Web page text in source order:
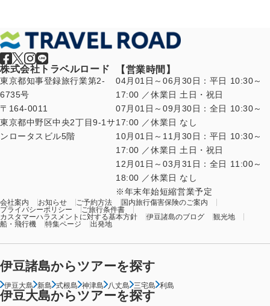
株式会社トラベルロード
東京都知事登録旅行業第2-
6735号
〒164-0011
東京都中野区中央2丁目9-1サ
ンロータスビル5階
【営業時間】
04月01日～06月30日：平日 10:30～
17:00 ／休業日 土日・祝日
07月01日～09月30日：全日 10:30～
17:00 ／休業日 なし
10月01日～11月30日：平日 10:30～
17:00 ／休業日 土日・祝日
12月01日～03月31日：全日 11:00～
18:00 ／休業日 なし
年末年始短縮営業予定
会社案内 お知らせ ご予約方法
国内旅行傷害保険のご案内
プライバシーポリシー
ご旅行条件書
カスタマーハラスメントに対する基本方針
伊豆諸島のブログ
観光地
船・飛行機
特集ページ 出発地
伊豆諸島からツアーを探す
伊豆大島 新島 式根島 神津島 八丈島 三宅島 利島
伊豆大島からツアーを探す